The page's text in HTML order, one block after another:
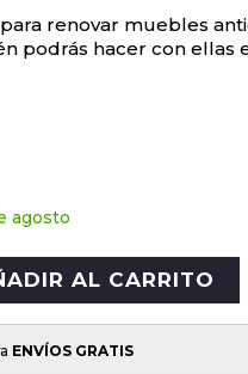
renovar muebles
podrás hacer con ellas
agosto
AL CARRITO
ENVÍOS GRATIS